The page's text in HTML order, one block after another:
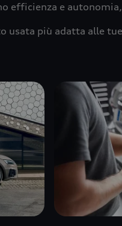
efficienza e
usata più adatta alle